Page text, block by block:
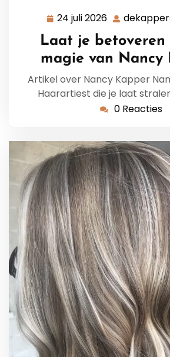
24 juli 2026 24
juli
2026
Laat je betoveren
magie van Nancy
Artikel over Nancy Kapper
Haarartiest die je laat
0 Reacties